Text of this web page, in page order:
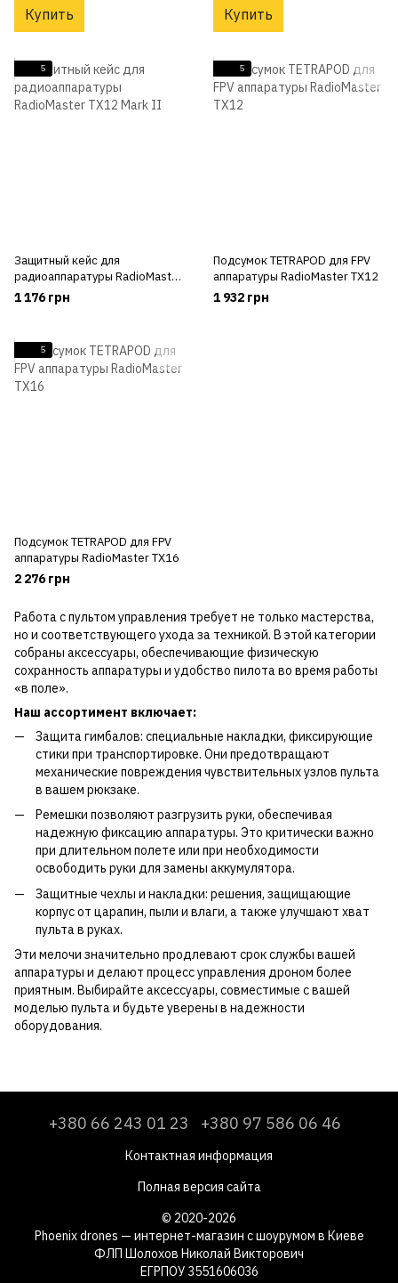
Купить Купить
5
Защитный кейс для
радиоаппаратуры RadioMaster
TX12 Mark II
1 176 грн
5
Подсумок TETRAPOD для FPV
аппаратуры RadioMaster TX12
1 932 грн
5
Подсумок TETRAPOD для FPV
аппаратуры RadioMaster TX16
2 276 грн
Работа с пультом управления требует не только мастерства,
но и соответствующего ухода за техникой. В этой категории
собраны аксессуары, обеспечивающие физическую
сохранность аппаратуры и удобство пилота во время работы
«в поле».
Наш ассортимент включает:
Защита гимбалов: специальные накладки, фиксирующие
стики при транспортировке. Они предотвращают
механические повреждения чувствительных узлов пульта
в вашем рюкзаке.
Ремешки позволяют разгрузить руки, обеспечивая
надежную фиксацию аппаратуры. Это критически важно
при длительном полете или при необходимости
освободить руки для замены аккумулятора.
Защитные чехлы и накладки: решения, защищающие
корпус от царапин, пыли и влаги, а также улучшают хват
пульта в руках.
Эти мелочи значительно продлевают срок службы вашей
аппаратуры и делают процесс управления дроном более
приятным. Выбирайте аксессуары, совместимые с вашей
моделью пульта и будьте уверены в надежности
оборудования.
+380 66 243 01 23 +380 97 586 06 46
Контактная информация
Полная версия сайта
© 2020-2026
Phoenix drones — интернет-магазин с шоурумом в Киеве
ФЛП Шолохов Николай Викторович
ЕГРПОУ 3551606036